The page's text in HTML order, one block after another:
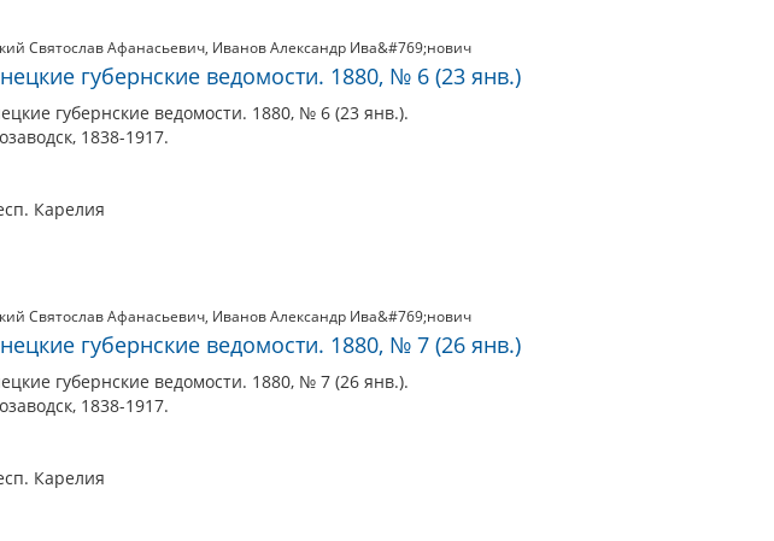
Святослав Афанасьевич, Иванов Александр Ива&#769;нович
губернские ведомости. 1880, № 6 (23 янв.)
губернские ведомости. 1880, № 6 (23 янв.).
1838-1917.
Карелия
Святослав Афанасьевич, Иванов Александр Ива&#769;нович
губернские ведомости. 1880, № 7 (26 янв.)
губернские ведомости. 1880, № 7 (26 янв.).
1838-1917.
Карелия